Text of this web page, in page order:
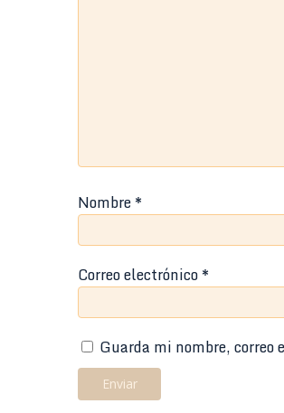
Nombre*
Correo electrónico*
Guarda mi nombre, correo